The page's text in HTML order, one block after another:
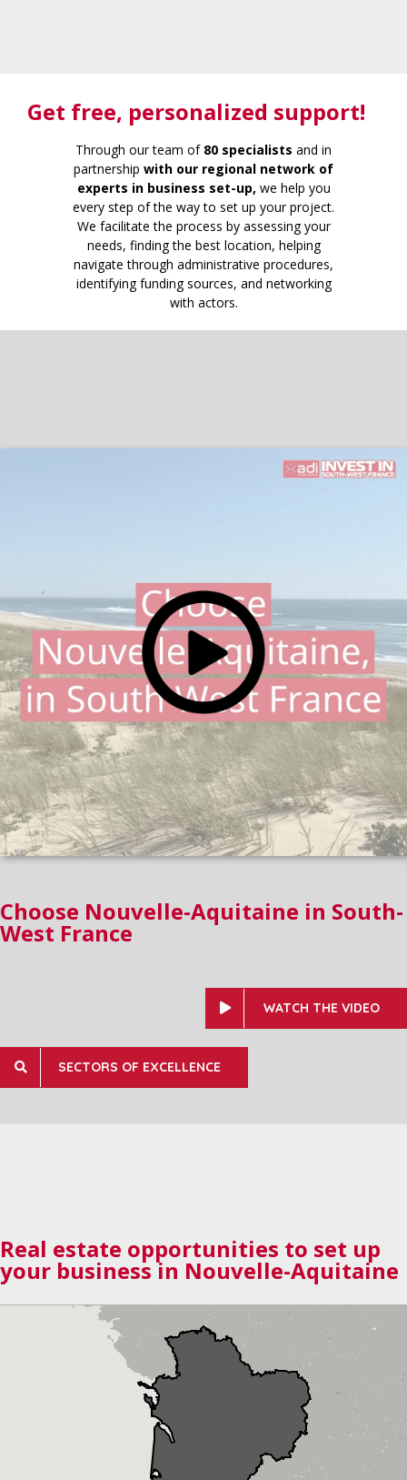
Get free, personalized support!
Through our team of 80 specialists and in
partnership with our regional network of
experts in business set-up, we help you
every step of the way to set up your project.
We facilitate the process by assessing your
needs, finding the best location, helping
navigate through administrative procedures,
identifying funding sources, and networking
with actors.
Choose Nouvelle-Aquitaine in South-
West France
WATCH THE VIDEO
SECTORS OF EXCELLENCE
Real estate opportunities to set up
your business in Nouvelle-Aquitaine